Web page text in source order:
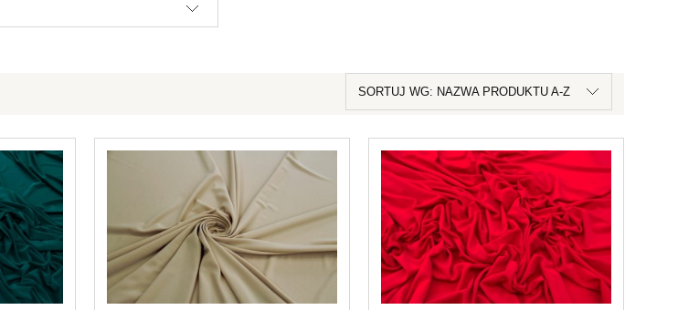
SORTUJ WG: NAZWA PRODUKTU A-Z